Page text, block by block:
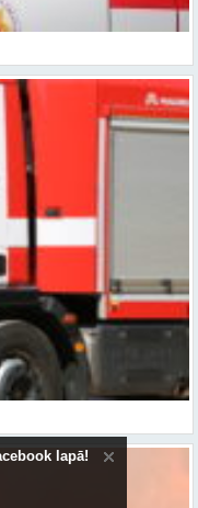
lapā!